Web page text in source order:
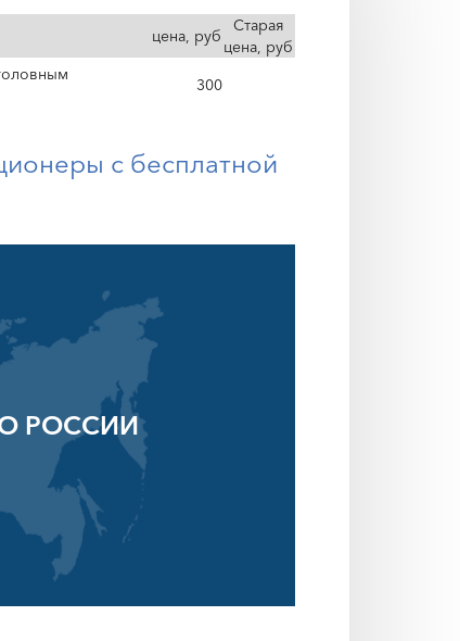
цена, руб
Старая
цена, руб
300
с бесплатной
РОССИИ